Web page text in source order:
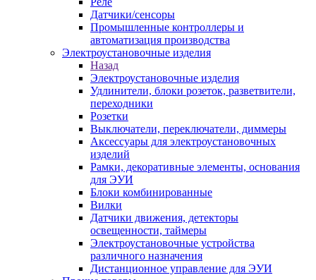
Датчики/сенсоры
Промышленные контроллеры и
автоматизация производства
Электроустановочные изделия
Назад
Электроустановочные изделия
Удлинители, блоки розеток, разветвители,
переходники
Розетки
Выключатели, переключатели, диммеры
Аксессуары для электроустановочных
изделий
Рамки, декоративные элементы, основания
для ЭУИ
Блоки комбинированные
Вилки
Датчики движения, детекторы
освещенности, таймеры
Электроустановочные устройства
различного назначения
Дистанционное управление для ЭУИ